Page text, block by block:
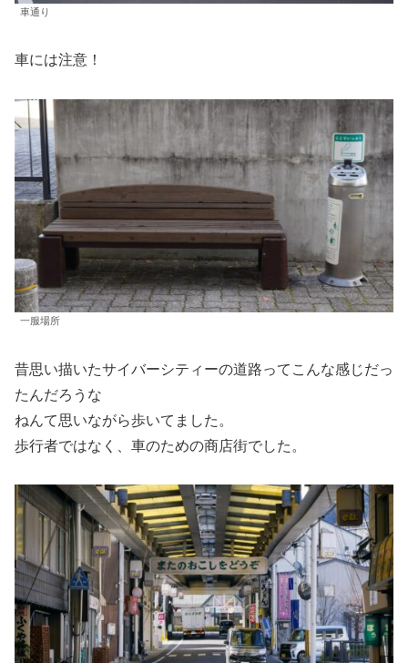
車通り
車には注意！
一服場所
昔思い描いたサイバーシティーの道路ってこんな感じだっ
たんだろうな
ねんて思いながら歩いてました。
歩行者ではなく、車のための商店街でした。